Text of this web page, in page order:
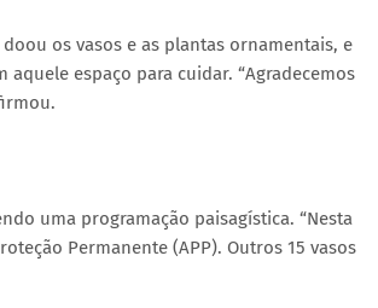
os vasos e as plantas ornamentais, e
espaço para cuidar. “Agradecemos
uma programação paisagística. “Nesta
Permanente (APP). Outros 15 vasos